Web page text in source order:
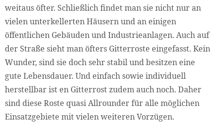
weitaus öfter. Schließlich findet man sie nicht nur an
vielen unterkellerten Häusern und an einigen
öffentlichen Gebäuden und Industrieanlagen. Auch auf
der Straße sieht man öfters Gitterroste eingefasst. Kein
Wunder, sind sie doch sehr stabil und besitzen eine
gute Lebensdauer. Und einfach sowie individuell
herstellbar ist en Gitterrost zudem auch noch. Daher
sind diese Roste quasi Allrounder für alle möglichen
Einsatzgebiete mit vielen weiteren Vorzügen.